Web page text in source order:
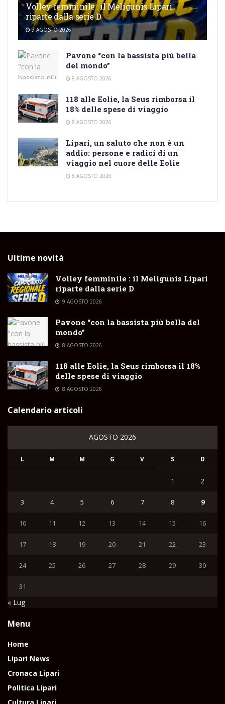
Volley femminile : il Meligunis Lipari
riparte dalla serie D
9 AGOSTO 2026
Pavone “con la bassista più bella
del mondo”
8 AGOSTO 2026
118 alle Eolie, la Seus rimborsa il
18% delle spese di viaggio
8 AGOSTO 2026
Lipari, un saluto che non è un
addio: persone e radici di un
viaggio nel cuore delle Eolie
8 AGOSTO 2026
Ultime novità
Volley femminile : il Meligunis Lipari
riparte dalla serie D
9 AGOSTO 2026
Pavone “con la bassista più bella del
mondo”
8 AGOSTO 2026
118 alle Eolie, la Seus rimborsa il 18%
delle spese di viaggio
8 AGOSTO 2026
Calendario articoli
AGOSTO 2026
L M M G V S D
1 2
3 4 5 6 7 8 9
10 11 12 13 14 15 16
17 18 19 20 21 22 23
24 25 26 27 28 29 30
31
« Lug
Menu
Home
Lipari News
Cronaca Lipari
Politica Lipari
Cultura Lipari